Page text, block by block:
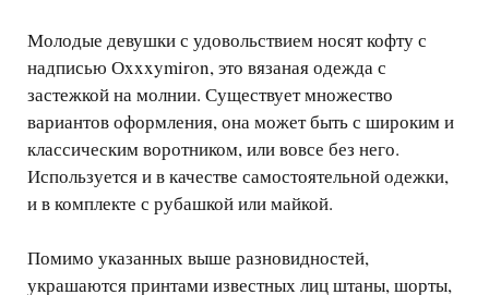
Молодые девушки с удовольствием носят кофту с
надписью Оxxxymiron, это вязаная одежда с
застежкой на молнии. Существует множество
вариантов оформления, она может быть с широким и
классическим воротником, или вовсе без него.
Используется и в качестве самостоятельной одежки,
и в комплекте с рубашкой или майкой.
Помимо указанных выше разновидностей,
украшаются принтами известных лиц штаны, шорты,